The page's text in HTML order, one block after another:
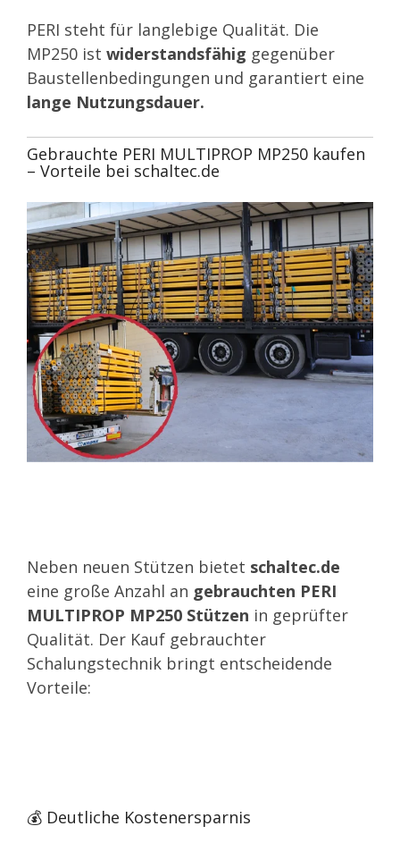
PERI steht für langlebige Qualität. Die
MP250 ist widerstandsfähig gegenüber
Baustellenbedingungen und garantiert eine
lange Nutzungsdauer.
Gebrauchte PERI MULTIPROP MP250 kaufen
– Vorteile bei schaltec.de
Neben neuen Stützen bietet schaltec.de
eine große Anzahl an gebrauchten PERI
MULTIPROP MP250 Stützen in geprüfter
Qualität. Der Kauf gebrauchter
Schalungstechnik bringt entscheidende
Vorteile:
💰 Deutliche Kostenersparnis